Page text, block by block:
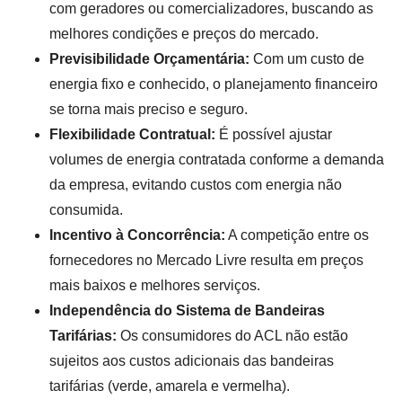
com geradores ou comercializadores, buscando as
melhores condições e preços do mercado.
Previsibilidade Orçamentária: Com um custo de
energia fixo e conhecido, o planejamento financeiro
se torna mais preciso e seguro.
Flexibilidade Contratual: É possível ajustar
volumes de energia contratada conforme a demanda
da empresa, evitando custos com energia não
consumida.
Incentivo à Concorrência: A competição entre os
fornecedores no Mercado Livre resulta em preços
mais baixos e melhores serviços.
Independência do Sistema de Bandeiras
Tarifárias: Os consumidores do ACL não estão
sujeitos aos custos adicionais das bandeiras
tarifárias (verde, amarela e vermelha).